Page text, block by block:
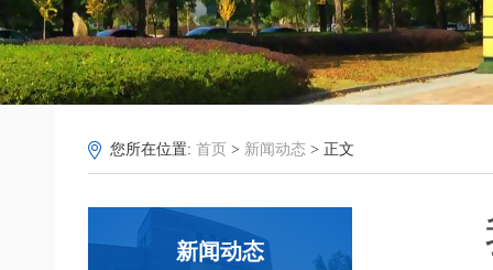
您所在位置: 首页 > 新闻动态 > 正文
新闻动态